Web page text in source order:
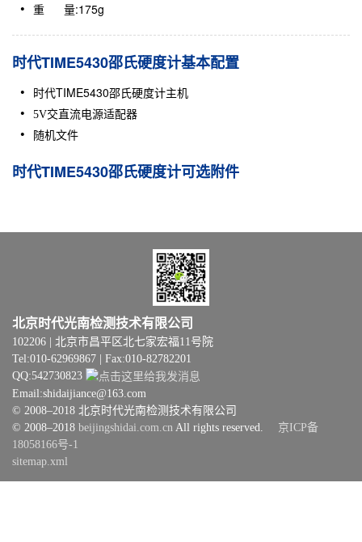
重 量:175g
时代TIME5430邵氏硬度计基本配置
时代TIME5430邵氏硬度计主机
5V交直流电源适配器
随机文件
时代TIME5430邵氏硬度计可选附件
北京时代光南检测技术有限公司
102206 | 北京市昌平区北七家宏福11号院
Tel:010-62969867 | Fax:010-82782201
QQ:542730823
Email:shidaijiance@163.com
© 2008–2018 北京时代光南检测技术有限公司
© 2008–2018 beijingshidai.com.cn All rights reserved. 京ICP备
18058166号-1
sitemap.xml